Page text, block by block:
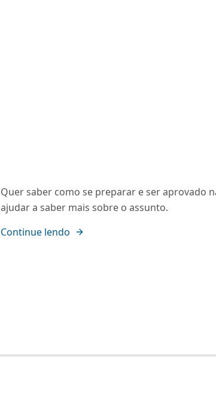
Quer saber como se preparar e ser aprovado
ajudar a saber mais sobre o assunto.
Continue lendo